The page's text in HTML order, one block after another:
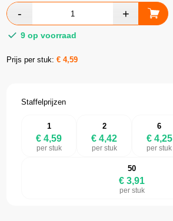
9 op voorraad
Prijs per stuk:€4,59
Staffelprijzen
1
€ 4,59
per stuk
2
€ 4,42
per stuk
6
€ 4,25
per stuk
50
€ 3,91
per stuk